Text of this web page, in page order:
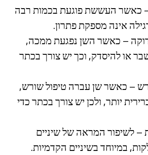
העששת פוגעת בכמות רבה
אינה מספקת פתרון.
– כאשר השן נפגעת ממכה,
או להיסדק, וכך יש צורך בכתר
– כאשר שן עברה טיפול שורש,
יותר, ולכן יש צורך בכתר כדי
– לשיפור המראה של שיניים
במיוחד בשיניים הקדמיות.